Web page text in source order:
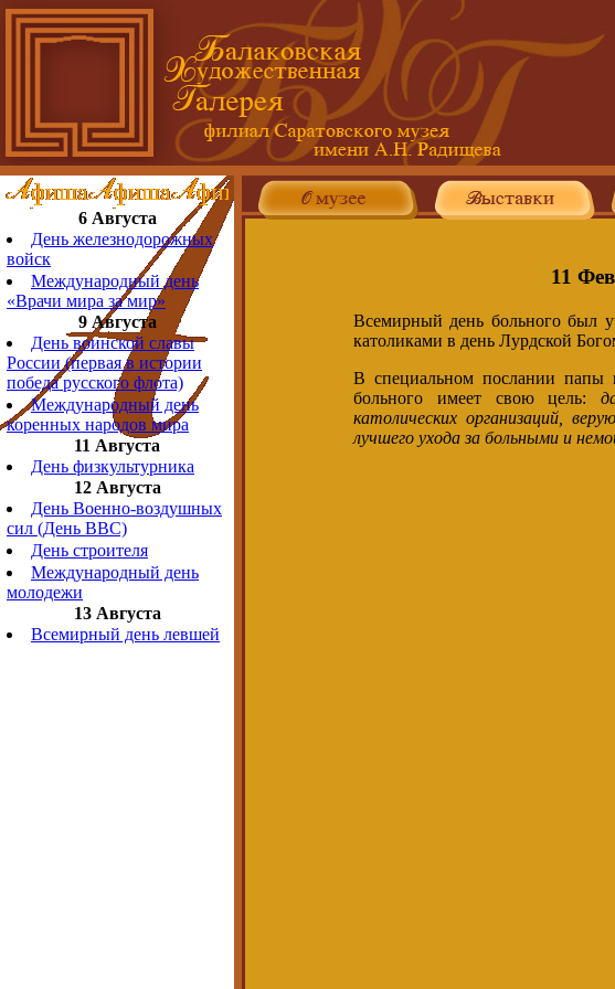
6 Августа
День железнодорожных
войск
Международный день
«Врачи мира за мир»
9 Августа
День воинской славы
России (первая в истории
победа русского флота)
Международный день
коренных народов мира
11 Августа
День физкультурника
12 Августа
День Военно-воздушных
сил (День ВВС)
День строителя
Международный день
молодежи
13 Августа
Всемирный день левшей
11
Всемирный день больного был
католиками в день Лурдской
В специальном послании папы
больного имеет свою цель:
католических организаций,
лучшего ухода за больными и